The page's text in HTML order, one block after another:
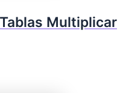
Multiplicar